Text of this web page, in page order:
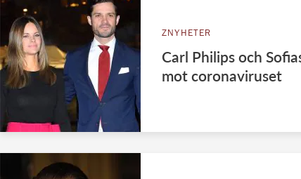
ZNYHETER
Carl Philips och
mot coronaviruset